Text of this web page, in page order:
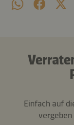
Einfach auf
vergeben